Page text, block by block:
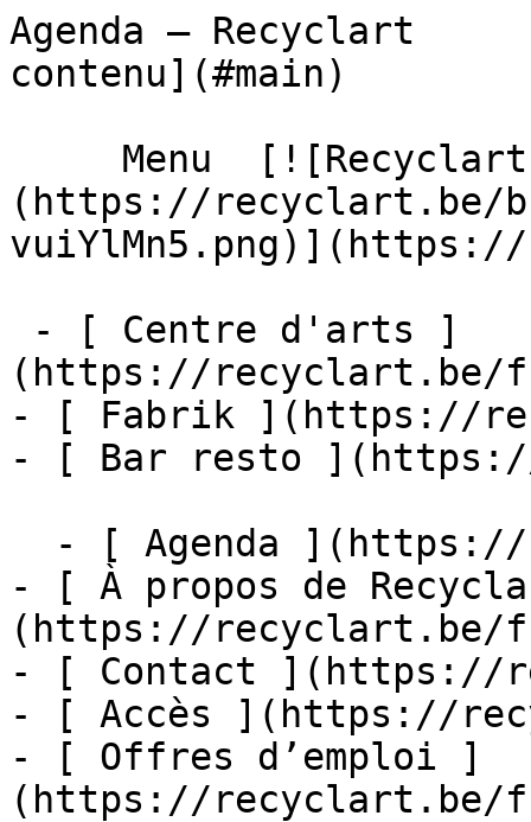
Agenda –
contenu](#main)
(https://recyclart.be/
(https://recyclart.be/
- [ Fabrik ](https://
- [ Bar resto
- [ À propos de
(https://recyclart.be/
- [ Contact ](https://
- [ Accès ](https://
- [ Offres d’emploi ]
(https://recyclart.be/